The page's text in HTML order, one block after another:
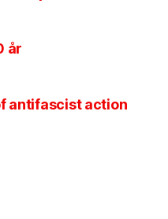
år
antifascist action